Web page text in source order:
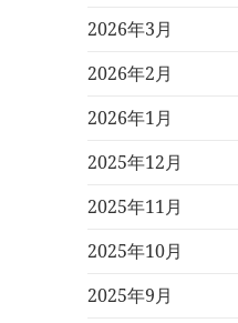
2026年3月
2026年2月
2026年1月
2025年12月
2025年11月
2025年10月
2025年9月